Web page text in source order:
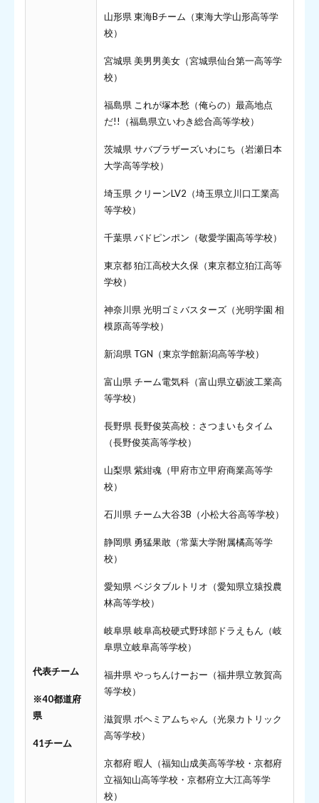
代表チーム
※40都道府
県
41チーム
山形県 東海Bチーム（東海大学山形高等学
校）
宮城県 美男男美女（宮城県仙台第一高等学
校）
福島県 これが塚本愁（俺らの）最高地点
だ!!（福島県立いわき総合高等学校）
茨城県 サバブラザーズいわにち（岩瀬日本
大学高等学校）
埼玉県 クリーンLV2（埼玉県立川口工業高
等学校）
千葉県 バドピンポン（敬愛学園高等学校）
東京都 狛江高校大久保（東京都立狛江高等
学校）
神奈川県 光明ゴミバスターズ（光明学園 相
模原高等学校）
新潟県 TGN（東京学館新潟高等学校）
富山県 チーム電気科（富山県立砺波工業高
等学校）
長野県 長野俊英高校：さつまいもタイム
（長野俊英高等学校）
山梨県 紫紺魂（甲府市立甲府商業高等学
校）
石川県 チーム大谷3B（小松大谷高等学校）
静岡県 勇猛果敢（常葉大学附属橘高等学
校）
愛知県 ベジタブルトリオ（愛知県立猿投農
林高等学校）
岐阜県 岐阜高校硬式野球部ドラえもん（岐
阜県立岐阜高等学校）
福井県 やっちんけーおー（福井県立敦賀高
等学校）
滋賀県 ボヘミアムちゃん（光泉カトリック
高等学校）
京都府 暇人（福知山成美高等学校・京都府
立福知山高等学校・京都府立大江高等学
校）